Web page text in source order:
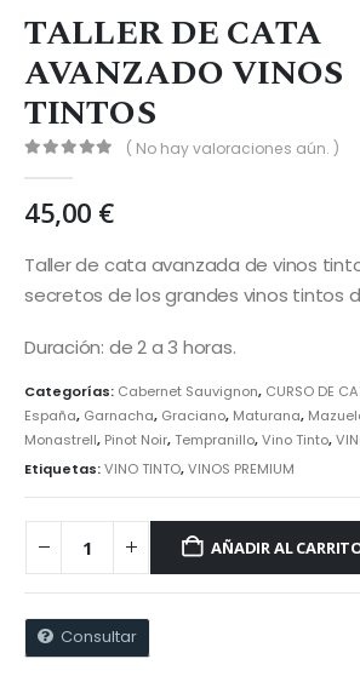
TALLER DE CATA
AVANZADO VINOS
TINTOS
( No hay valoraciones aún. )
45,00 €
Taller de cata avanzada de vinos
secretos de los grandes vinos tintos
Duración: de 2 a 3 horas.
Categorías: Cabernet Sauvignon, CURSO DE
España, Garnacha, Graciano, Maturana,
Monastrell, Pinot Noir,Tempranillo,Vino Tinto,
Etiquetas:VINO TINTO,VINOS PREMIUM
AÑADIR AL
Consultar